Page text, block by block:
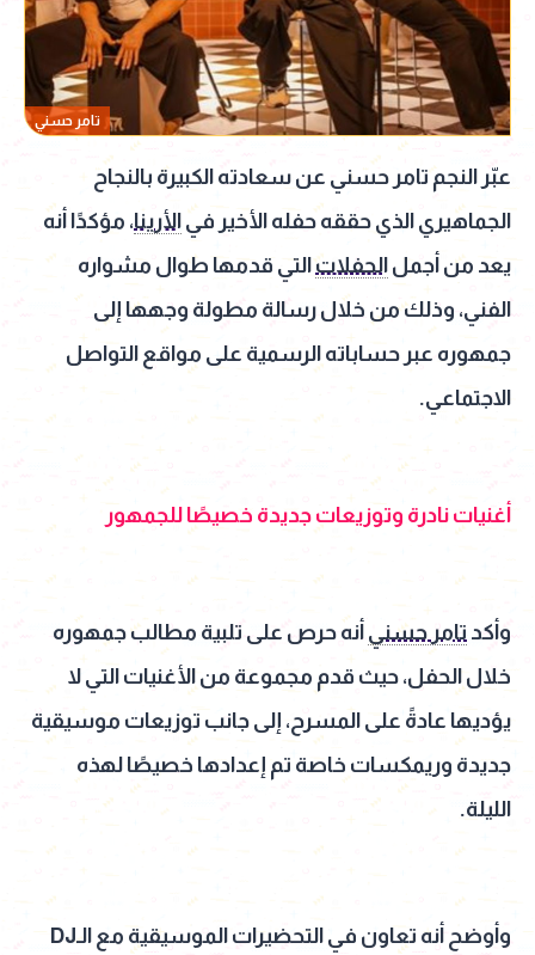
تامر حسني
عبّر النجم تامر حسني عن سعادته الكبيرة بالنجاح
الجماهيري الذي حققه حفله الأخير في الأرينا، مؤكدًا أنه
يعد من أجمل الحفلاتالتي قدمها طوال مشواره
الفني، وذلك من خلال رسالة مطولة وجهها إلى
جمهوره عبر حساباته الرسمية على مواقع التواصل
الاجتماعي.
أغنيات نادرة وتوزيعات جديدة خصيصًا للجمهور
وأكد تامر حسني أنه حرص على تلبية مطالب جمهوره
خلال الحفل، حيث قدم مجموعة من الأغنيات التي لا
يؤديها عادةً على المسرح، إلى جانب توزيعات موسيقية
جديدة وريمكسات خاصة تم إعدادها خصيصًا لهذه
الليلة.
وأوضح أنه تعاون في التحضيرات الموسيقية مع الـDJ